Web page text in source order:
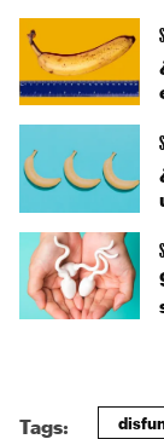
Tags: